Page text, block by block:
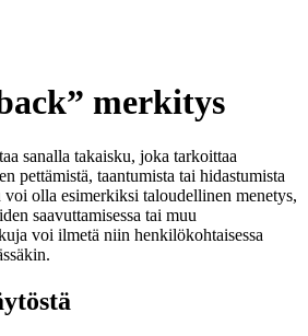
merkitys
sanalla takaisku, joka tarkoittaa
pettämistä, taantumista tai hidastumista
olla esimerkiksi taloudellinen menetys,
saavuttamisessa tai muu
voi ilmetä niin henkilökohtaisessa